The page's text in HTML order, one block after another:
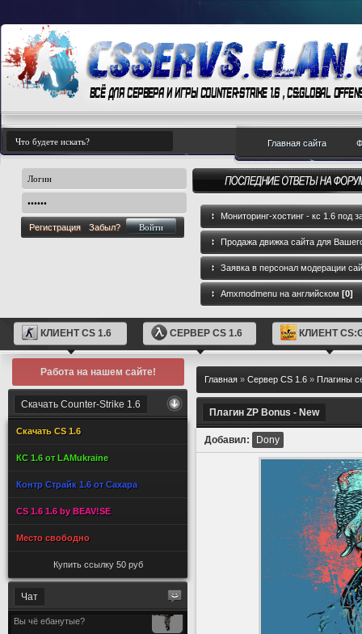
Главная сайта
Регистрация Забыл?
Мониторинг-хостинг - кс 1.6 под
Продажа движка сайта для
GameCMS[0]
Заявка в персонал модерации
Amxmodmenu на английском [0]
КЛИЕНТ CS 1.6 СЕРВЕР CS 1.6 КЛИЕНТ
Работа на нашем сайте!
Скачать Counter-Strike 1.6
Скачать CS 1.6
КС 1.6 от LAMukraine
Контр Страйк 1.6 от Сахара
CS 1.6 1.6 by BEAV!SE
Место свободно
Купить ссылку 50 руб
Чат
Главная » Сервер CS 1.6 » Плагины
Плагин ZP Bonus - New
Добавил: Dony